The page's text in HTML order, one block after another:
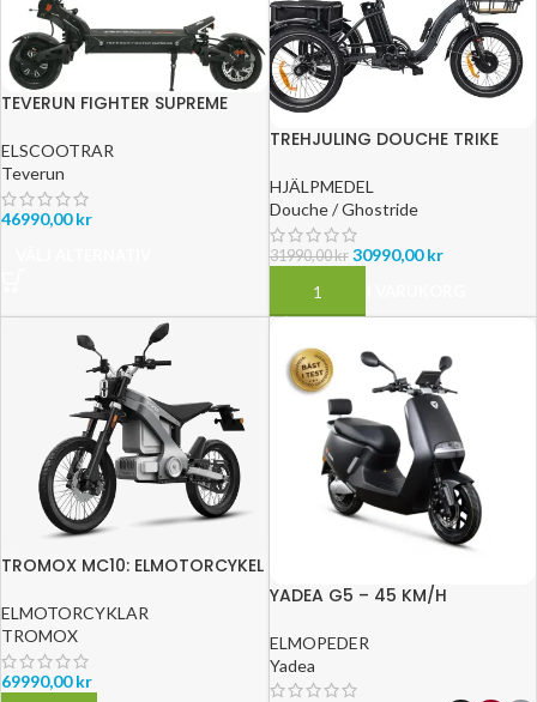
TEVERUN FIGHTER SUPREME
ELSCOOTRAR
Teverun
46990,00kr
TREHJULING DOUCHE TRIKE
HJÄLPMEDEL
Douche / Ghostride
31990,00kr 30990,00kr
LÄGG TILL I VARUKORG
TROMOX MC10: ELMOTORCYKEL
KM
ELMOTORCYKLAR
TROMOX
69990,00kr
YADEA G5 – 45 KM/H
ELMOPEDER
Yadea